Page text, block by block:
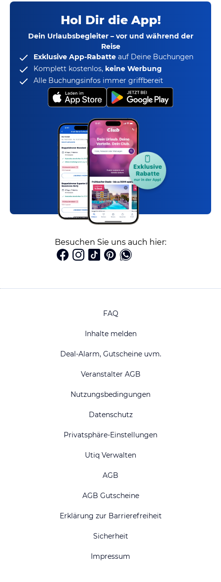
Hol Dir die App!
Dein Urlaubsbegleiter – vor und während der
Reise
Exklusive App-Rabatte auf Deine Buchungen
Komplett kostenlos, keine Werbung
Alle Buchungsinfos immer griffbereit
Besuchen Sie uns auch hier:
FAQ
Inhalte melden
Deal-Alarm, Gutscheine uvm.
Veranstalter AGB
Nutzungsbedingungen
Datenschutz
Privatsphäre-Einstellungen
Utiq Verwalten
AGB
AGB Gutscheine
Erklärung zur Barrierefreiheit
Sicherheit
Impressum